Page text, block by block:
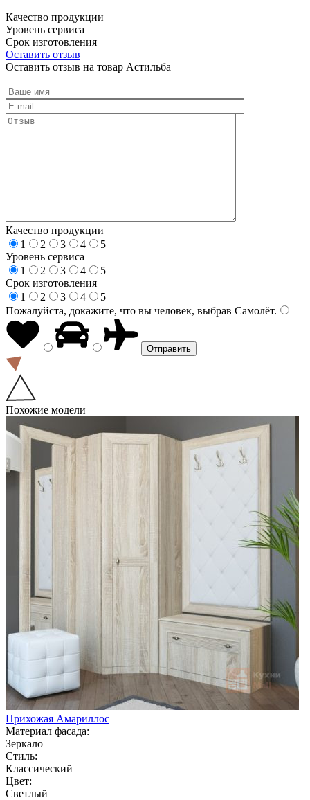
Качество продукции
Уровень сервиса
Срок изготовления
Оставить отзыв
Оставить отзыв на товар Астильба
Качество продукции
1
2 3 4
5
Уровень сервиса
1
2 3 4
5
Срок изготовления
1
2 3 4
5
Пожалуйста, докажите, что вы человек, выбрав Самолёт.
Похожие модели
Прихожая Амариллос
Материал фасада:
Зеркало
Стиль:
Классический
Цвет:
Светлый